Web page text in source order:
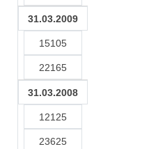
31.03.2009
15105
22165
31.03.2008
12125
23625